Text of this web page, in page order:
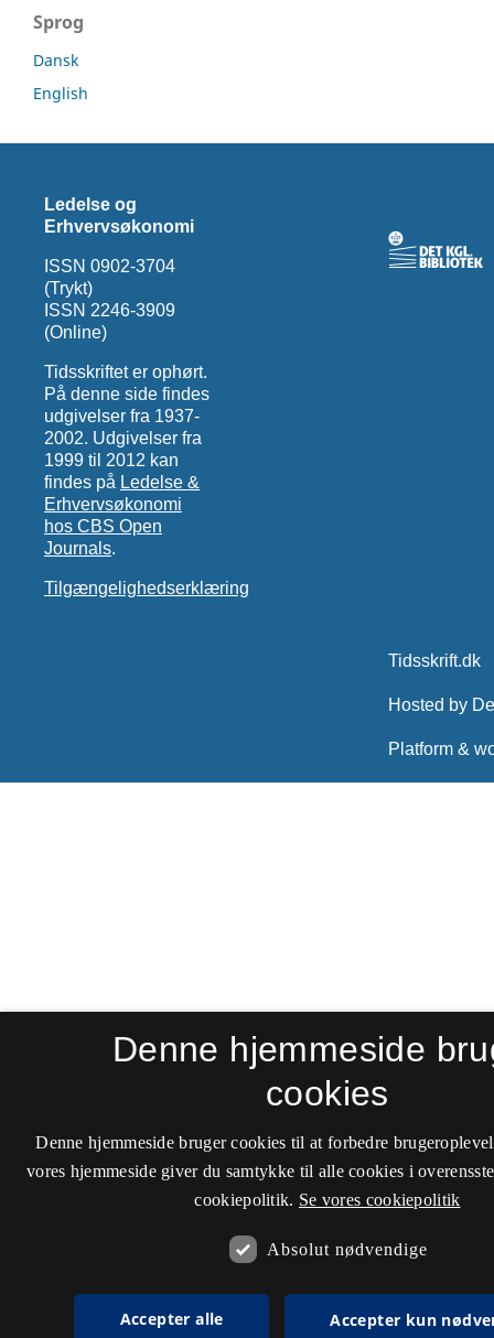
Sprog
Dansk
English
Ledelse og
Erhvervsøkonomi
ISSN 0902-3704
(Trykt)
ISSN 2246-3909
(Online)
Tidsskriftet er ophørt.
På denne side findes
udgivelser fra 1937-
2002. Udgivelser fra
1999 til 2012 kan
findes på Ledelse &
Erhvervsøkonomi
hos CBS Open
Journals.
Tilgængelighedserklæring
Denne hjemmeside
cookies
Denne hjemmeside bruger cookies til at forbedre
vores hjemmeside giver du samtykke til alle cookies i
cookiepolitik. Se vores cookiepolitik
Absolut nødvendige
Accepter alle Accepter kun